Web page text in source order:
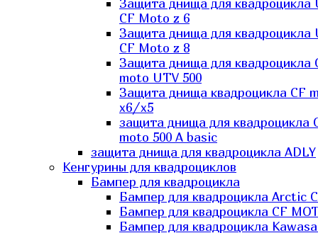
Защита днища для квадроцикла
CF Moto z 6
Защита днища для квадроцикла
CF Moto z 8
Защита днища для квадроцикла
moto UTV 500
Защита днища квадроцикла СF
x6/x5
защита днища для квадроцикла
moto 500 A basic
защита днища для квадроцикла ADLY
Кенгурины для квадроциклов
Бампер для квадроцикла
Бампер для квадроцикла Arctic
Бампер для квадроцикла CF
Бампер для квадроцикла